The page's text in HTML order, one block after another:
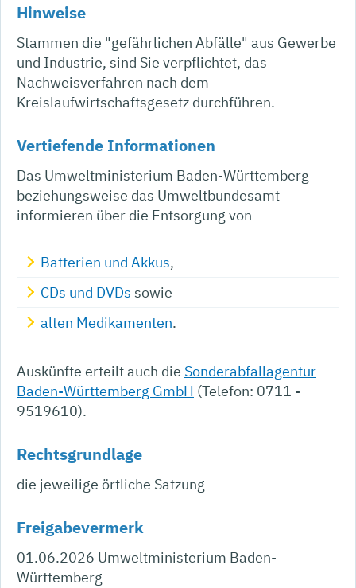
Hinweise
Stammen die "gefährlichen Abfälle" aus Gewerbe
und Industrie, sind Sie verpflichtet, das
Nachweisverfahren nach dem
Kreislaufwirtschaftsgesetz durchführen.
Vertiefende Informationen
Das Umweltministerium Baden-Württemberg
beziehungsweise das Umweltbundesamt
informieren über die Entsorgung von
Batterien und Akkus,
CDs und DVDs sowie
alten Medikamenten.
Auskünfte erteilt auch die Sonderabfallagentur
Baden-Württemberg GmbH (Telefon: 0711 -
9519610).
Rechtsgrundlage
die jeweilige örtliche Satzung
Freigabevermerk
01.06.2026 Umweltministerium Baden-
Württemberg